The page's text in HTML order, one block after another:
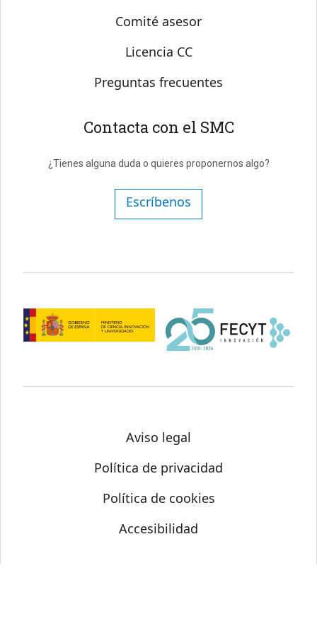
Comité asesor
Licencia CC
Preguntas frecuentes
Contacta con el SMC
¿Tienes alguna duda o quieres proponernos algo?
Escríbenos
Aviso legal
Política de privacidad
Política de cookies
Accesibilidad